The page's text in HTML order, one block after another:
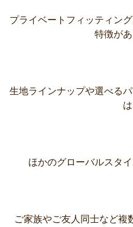
プライベートフィッティン
特徴があ
生地ラインナップや選べる
は
ほかのグローバルスタ
ご家族やご友人同士など複